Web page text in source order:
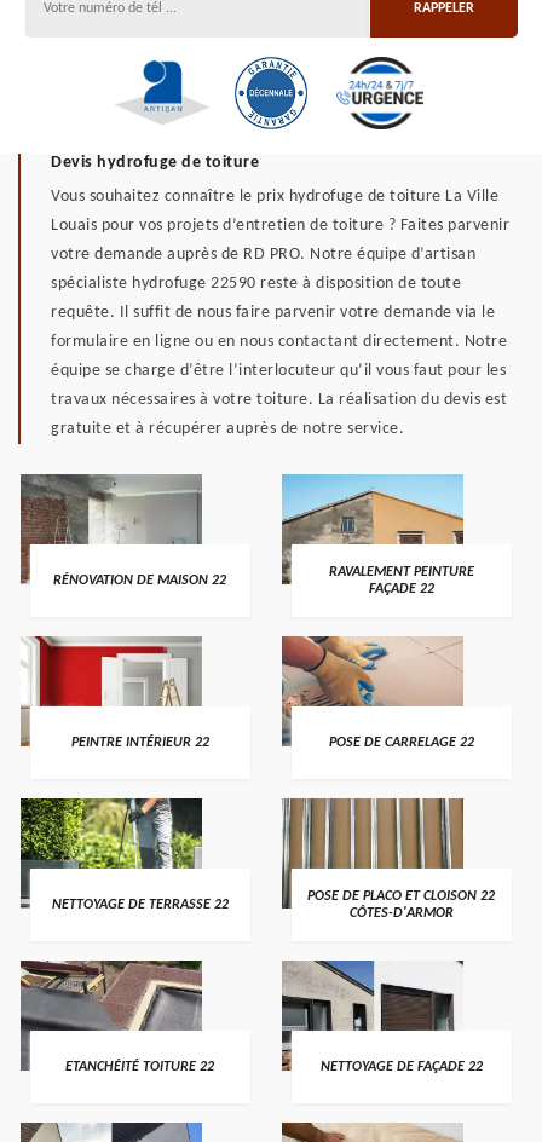
Devis hydrofuge de toiture
Vous souhaitez connaître le prix hydrofuge de toiture La Ville
Louais pour vos projets d’entretien de toiture ? Faites parvenir
votre demande auprès de RD PRO. Notre équipe d’artisan
spécialiste hydrofuge 22590 reste à disposition de toute
requête. Il suffit de nous faire parvenir votre demande via le
formulaire en ligne ou en nous contactant directement. Notre
équipe se charge d’être l’interlocuteur qu’il vous faut pour les
travaux nécessaires à votre toiture. La réalisation du devis est
gratuite et à récupérer auprès de notre service.
RÉNOVATION DE MAISON 22
RAVALEMENT PEINTURE
FAÇADE 22
PEINTRE INTÉRIEUR 22 POSE DE CARRELAGE 22
NETTOYAGE DE TERRASSE 22
POSE DE PLACO ET CLOISON 22
CÔTES-D'ARMOR
ETANCHÉITÉ TOITURE 22 NETTOYAGE DE FAÇADE 22